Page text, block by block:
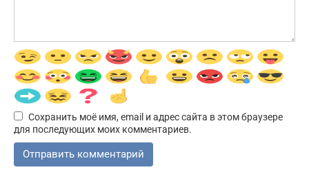
Сохранить моё имя, email и адрес сайта в этом браузере
для последующих моих комментариев.